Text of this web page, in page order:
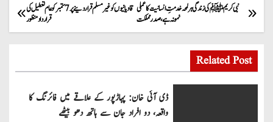
P
o
s
t
قادیانیوں کو غیرمسلم قرار دینے پر 7 ستمبر کو عام تعطیل کی
قرارداد منظور
نبی کریمﷺ کی زندگی ہر لمحہ خدمتِ انسانیت کا عملی
نمونہ ہے، صدر مملکت
Related Post
ڈی آئی خان: پہاڑپور کے علاقے میں فائرنگ کا
واقعہ، دو افراد جان سے ہاتھ دھو بیٹھے